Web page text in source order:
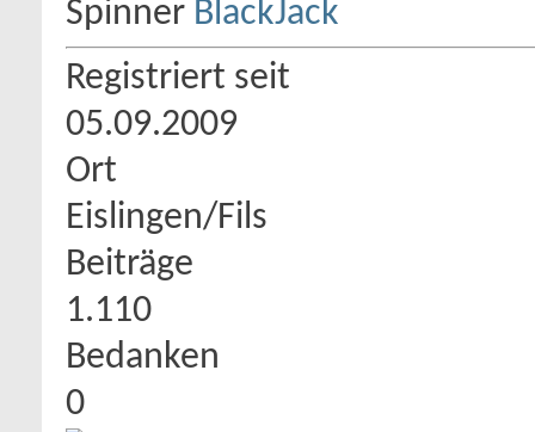
Spinner
Registriert seit
05.09.2009
Ort
Eislingen/Fils
Beiträge
1.110
Bedanken
0